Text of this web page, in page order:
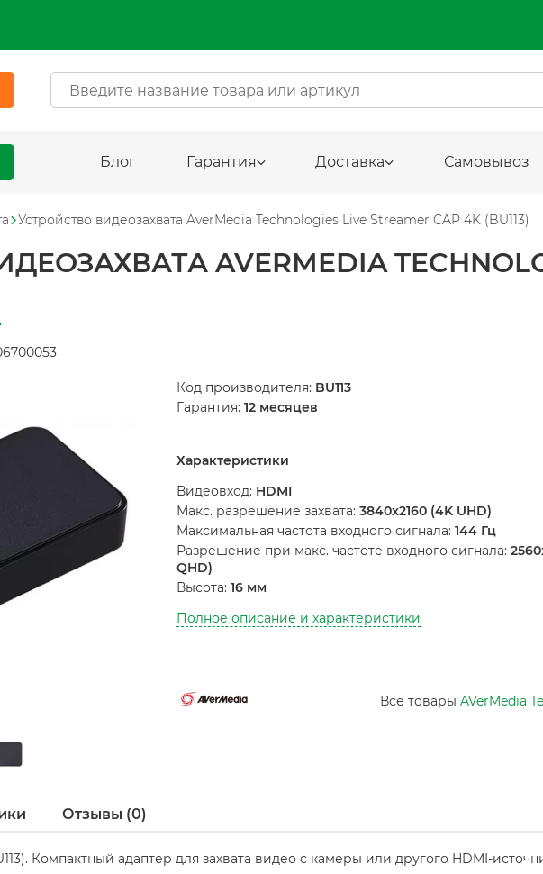
Блог Гарантия Доставка Самовывоз
Устройство видеозахвата AverMedia Technologies Live Streamer CAP 4K (BU113)
AVERMEDIA
Код производителя: BU113
Гарантия: 12 месяцев
Характеристики
Видеовход: HDMI
Макс. разрешение захвата: 3840x2160 (4K UHD)
Максимальная частота входного сигнала: 144 Гц
Разрешение при макс. частоте входного сигнала:
QHD)
Высота: 16 мм
Полное описание и характеристики
Все товары AVerMedia
Отзывы (0)
Компактный адаптер для захвата видео с камеры или другого HDMI-